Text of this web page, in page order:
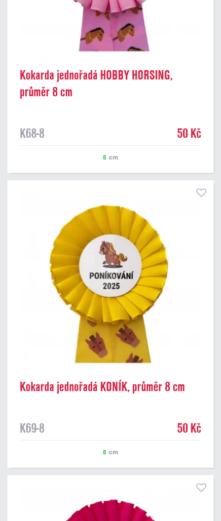
Kokarda jednořadá HOBBY HORSING,
průměr 8 cm
K68-8 50 Kč
8 cm
Kokarda jednořadá KONÍK, průměr 8 cm
K69-8 50 Kč
8 cm